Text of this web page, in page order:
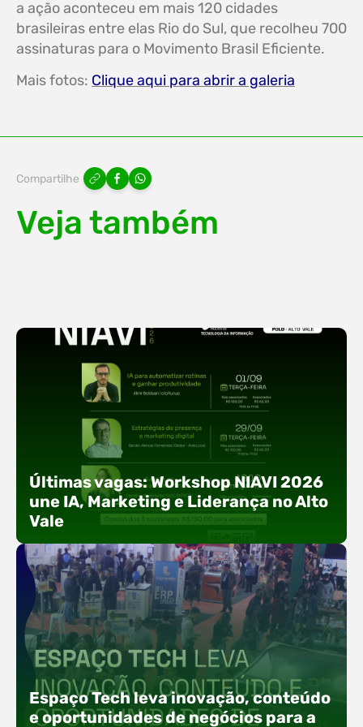
a ação aconteceu em mais 120 cidades
brasileiras entre elas Rio do Sul, que recolheu 700
assinaturas para o Movimento Brasil Eficiente.
Mais fotos: Clique aqui para abrir a galeria
Compartilhe
Veja também
Últimas vagas: Workshop NIAVI 2026
une IA, Marketing e Liderança no Alto
Vale
Com o objetivo de impulsionar a produtividade, a
presença digital e a gestão nas empresas do
Alto Vale, o Núcleo de Tecnologia da Informação
(NIAVI), Polo ACATE-ACIRS, realiza a edição
Espaço Tech leva inovação, conteúdo
e oportunidades de negócios para a